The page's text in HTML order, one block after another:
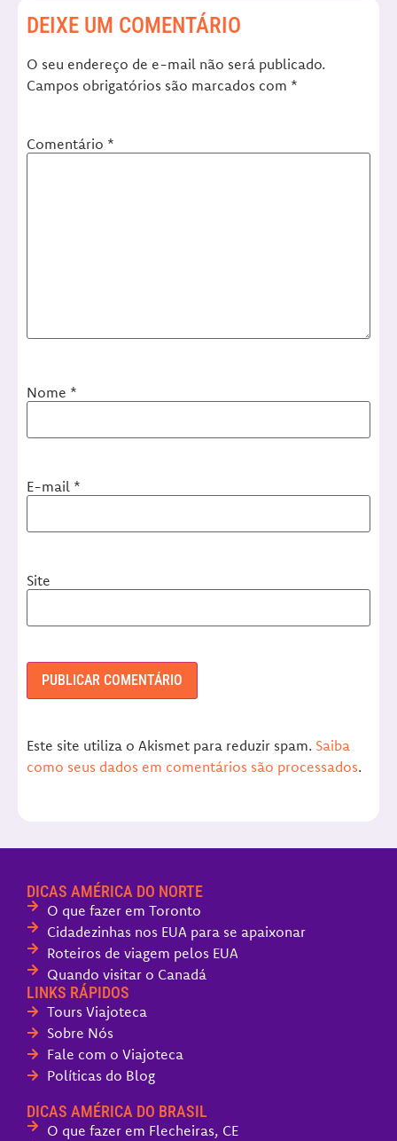
DEIXE UM COMENTÁRIO
O seu endereço de e-mail não será publicado.
Campos obrigatórios são marcados com *
Comentário *
Nome *
E-mail *
Site
Este site utiliza o Akismet para reduzir spam. Saiba
como seus dados em comentários são processados.
DICAS AMÉRICA DO NORTE
O que fazer em Toronto
Cidadezinhas nos EUA para se apaixonar
Roteiros de viagem pelos EUA
Quando visitar o Canadá
LINKS RÁPIDOS
Tours Viajoteca
Sobre Nós
Fale com o Viajoteca
Políticas do Blog
DICAS AMÉRICA DO BRASIL
O que fazer em Flecheiras, CE